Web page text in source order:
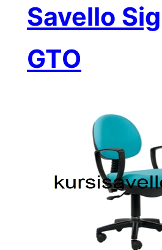
Savello
GTO